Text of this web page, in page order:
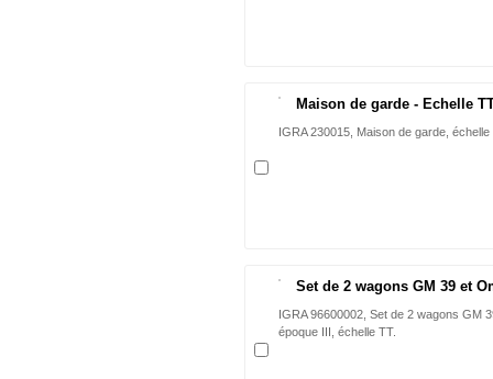
Maison de garde - Echelle
IGRA 230015, Maison de garde, échelle
Set de 2 wagons GM 39 et
IGRA 96600002, Set de 2 wagons GM
époque III, échelle TT.